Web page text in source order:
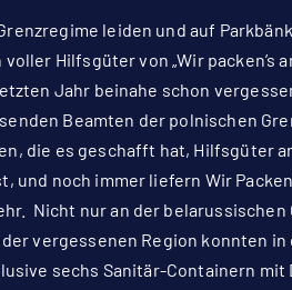
leiden und auf
Hilfsgüter von „Wir packen’s
Jahr beinahe schon
Beamten der polnischen
die es geschafft hat, Hilfsgüter
und noch immer liefern Wir
Nicht nur an der belarussischen
vergessenen Region konnten
sechs Sanitär-Containern mit